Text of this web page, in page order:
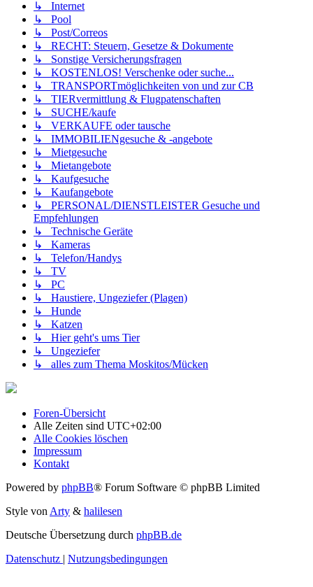
↳ Internet
↳ Pool
↳ Post/Correos
↳ RECHT: Steuern, Gesetze & Dokumente
↳ Sonstige Versicherungsfragen
↳ KOSTENLOS! Verschenke oder suche...
↳ TRANSPORTmöglichkeiten von und zur CB
↳ TIERvermittlung & Flugpatenschaften
↳ SUCHE/kaufe
↳ VERKAUFE oder tausche
↳ IMMOBILIENgesuche & -angebote
↳ Mietgesuche
↳ Mietangebote
↳ Kaufgesuche
↳ Kaufangebote
↳ PERSONAL/DIENSTLEISTER Gesuche und
Empfehlungen
↳ Technische Geräte
↳ Kameras
↳ Telefon/Handys
↳ TV
↳ PC
↳ Haustiere, Ungeziefer (Plagen)
↳ Hunde
↳ Katzen
↳ Hier geht's ums Tier
↳ Ungeziefer
↳ alles zum Thema Moskitos/Mücken
Foren-Übersicht
Alle Zeiten sind UTC+02:00
Alle Cookies löschen
Impressum
Kontakt
Powered by phpBB® Forum Software © phpBB Limited
Style vonArty & halilesen
Deutsche Übersetzung durch phpBB.de
Datenschutz
Nutzungsbedingungen